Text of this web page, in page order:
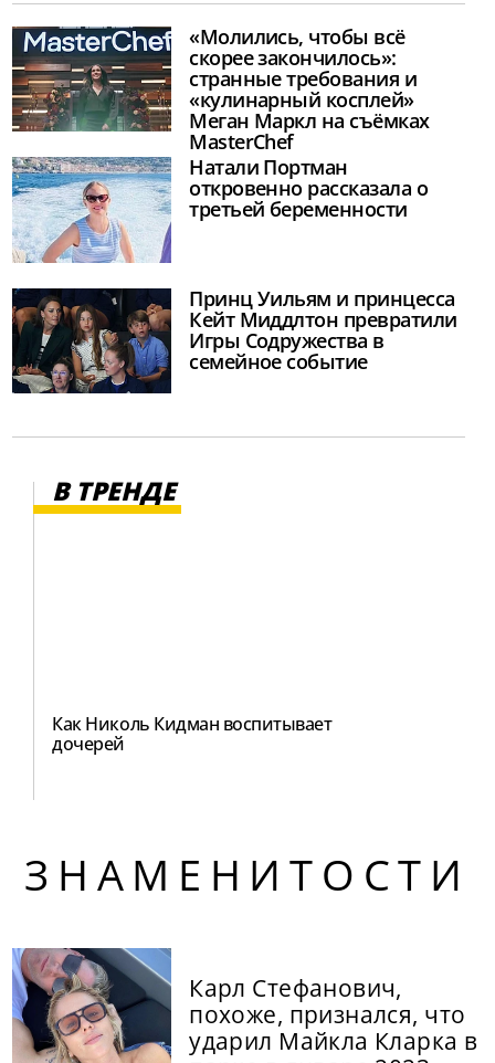
«Молились, чтобы всё
скорее закончилось»:
странные требования и
«кулинарный косплей»
Меган Маркл на съёмках
MasterChef
Натали Портман
откровенно рассказала о
третьей беременности
Принц Уильям и принцесса
Кейт Миддлтон превратили
Игры Содружества в
семейное событие
В ТРЕНДЕ
Как Николь Кидман воспитывает
дочерей
ЗНАМЕНИТОСТИ
Карл Стефанович,
похоже, признался, что
ударил Майкла Кларка в